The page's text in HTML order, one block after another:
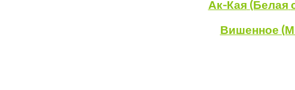
Ак-Кая (Белая
Вишенное